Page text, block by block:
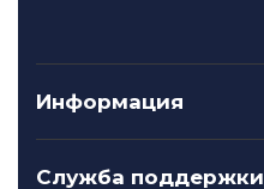
Информация
Служба поддержки